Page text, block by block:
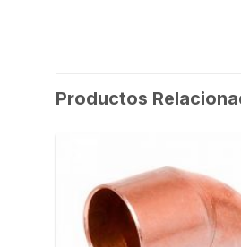
Productos